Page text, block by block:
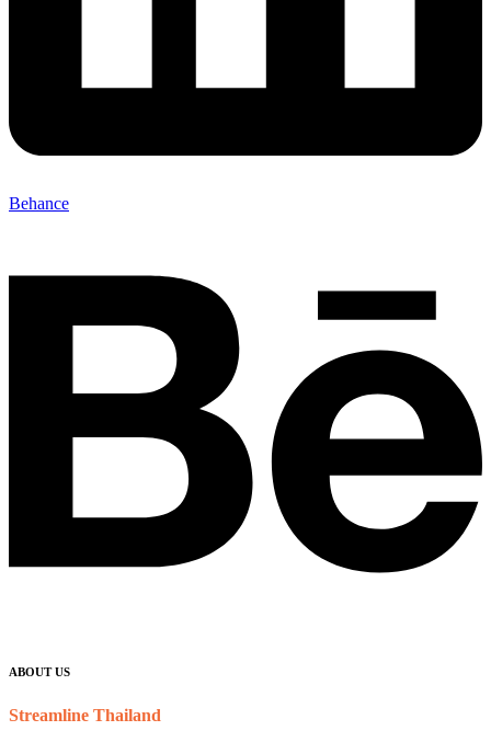
Behance
ABOUT US
Streamline Thailand